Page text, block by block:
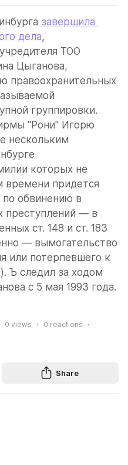
завершила
дела,
ТОО
Цыганова,
правоохранительных
группировки.
"Рони" Игорю
нескольким
которых не
времени придется
по обвинению в
преступлений — в
ст. 148 и ст. 183
— вымогательство
или потерпевшего к
Ъ следил за ходом
с 5 мая 1993 года.
0 views 0 reactions
Share